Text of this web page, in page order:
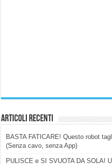
Articoli Recenti
BASTA FATICARE! Questo robot
(Senza cavo, senza App)
PULISCE e SI SVUOTA DA SOLA!